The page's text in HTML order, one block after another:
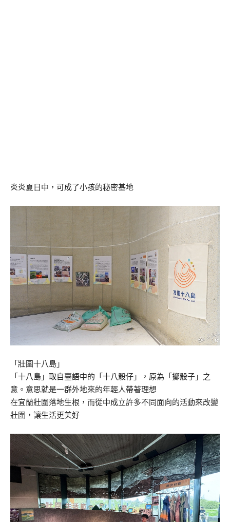
炎炎夏日中，可成了小孩的秘密基地
「壯圍十八島」
「十八島」取自臺語中的「十八骰仔」，原為「擲骰子」之
意。意思就是一群外地來的年輕人帶著理想
在宜蘭壯圍落地生根，而從中成立許多不同面向的活動來改變
壯圍，讓生活更美好